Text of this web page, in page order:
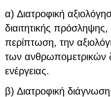
α) Διατροφική
διαιτητικής
περίπτωση, την
των ανθρωπομετρικών
ενέργειας.
β) Διατροφική